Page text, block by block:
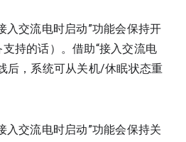
入交流电时启动”功能会保持开
持的话）。借助“接入交流电
后，系统可从关机/休眠状态重
入交流电时启动”功能会保持关